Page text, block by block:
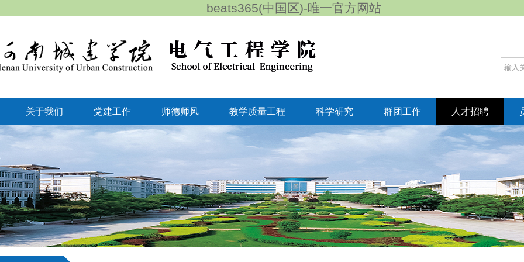
beats365(中国区)-唯一官方网站
关于我们 党建工作 师德师风 教学质量工程 科学研究 群团工作 人才招聘